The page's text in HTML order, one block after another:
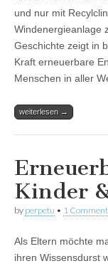
und nur mit
Windenergieanlage
Geschichte zeigt in
Kraft erneuerbare
Menschen in aller
weiterlesen →
Kinder
by perpetu • 1 Comment
Als Eltern möchte
ihren Wissensdurst